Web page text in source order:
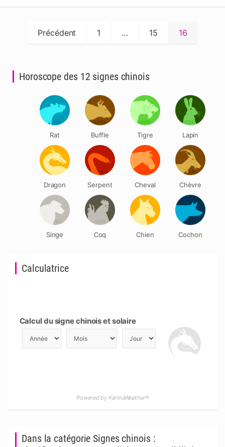
PaginationPrécédent 1 … 15 16
Dans la catégorie Signes chinois :
Calculatrice
Calcul du signe chinois et solaire
Powered by KarmaWeather®
Horoscope des 12 signes chinois
Rat Buffle Tigre Lapin
Dragon Serpent Cheval Chèvre
Singe Coq Chien Cochon